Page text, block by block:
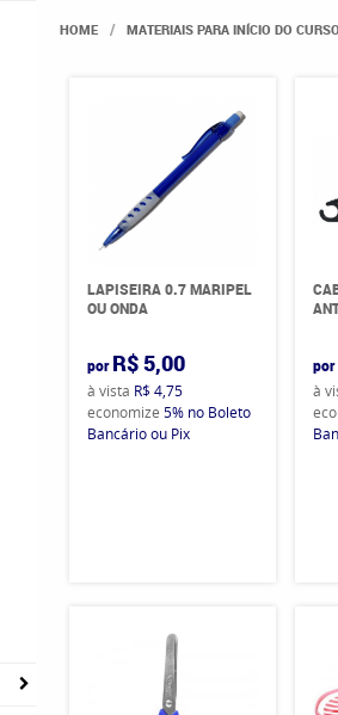
HOME MATERIAIS PARA INÍCIO DO
LAPISEIRA 0.7 MARIPEL
OU ONDA
por R$ 5,00
à vista R$ 4,75
economize 5% no Boleto
Bancário ou Pix
por
à